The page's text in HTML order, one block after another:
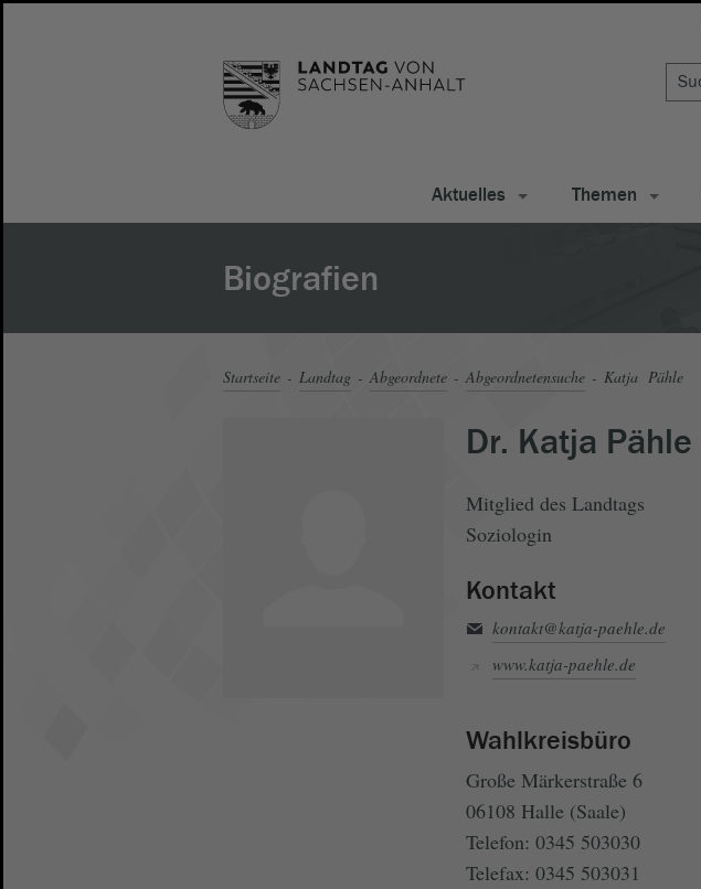
Aktuelles Themen
Biografien
Startseite Landtag Abgeordnete Abgeordnetensuche Katja Pähle
Dr. Katja Pähle
Mitglied des Landtags
Soziologin
Kontakt
kontakt@katja-paehle.de
www.katja-paehle.de
Wahlkreisbüro
Große Märkerstraße 6
06108 Halle (Saale)
Telefon: 0345 503030
Telefax: 0345 503031